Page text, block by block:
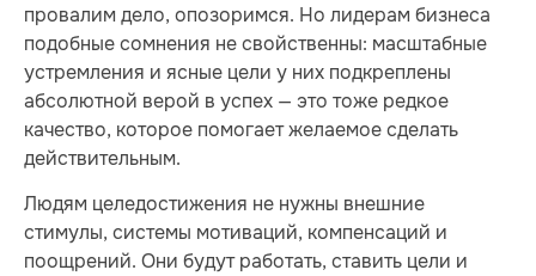
провалим дело, опозоримся. Но лидерам бизнеса
подобные сомнения не свойственны: масштабные
устремления и ясные цели у них подкреплены
абсолютной верой в успех — это тоже редкое
качество, которое помогает желаемое сделать
действительным.
Людям целедостижения не нужны внешние
стимулы, системы мотиваций, компенсаций и
поощрений. Они будут работать, ставить цели и